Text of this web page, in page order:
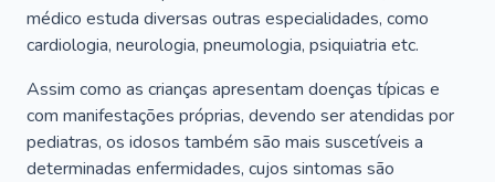
médico estuda diversas outras especialidades, como
cardiologia, neurologia, pneumologia, psiquiatria etc.
Assim como as crianças apresentam doenças típicas e
com manifestações próprias, devendo ser atendidas por
pediatras, os idosos também são mais suscetíveis a
determinadas enfermidades, cujos sintomas são